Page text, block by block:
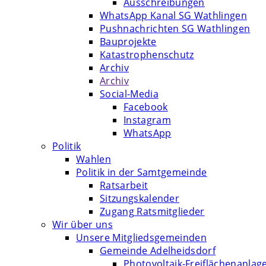
WhatsApp Kanal SG Wathlingen
Pushnachrichten SG Wathlingen
Bauprojekte
Katastrophenschutz
Archiv
Archiv
Social-Media
Facebook
Instagram
WhatsApp
Politik
Wahlen
Politik in der Samtgemeinde
Ratsarbeit
Sitzungskalender
Zugang Ratsmitglieder
Wir über uns
Unsere Mitgliedsgemeinden
Gemeinde Adelheidsdorf